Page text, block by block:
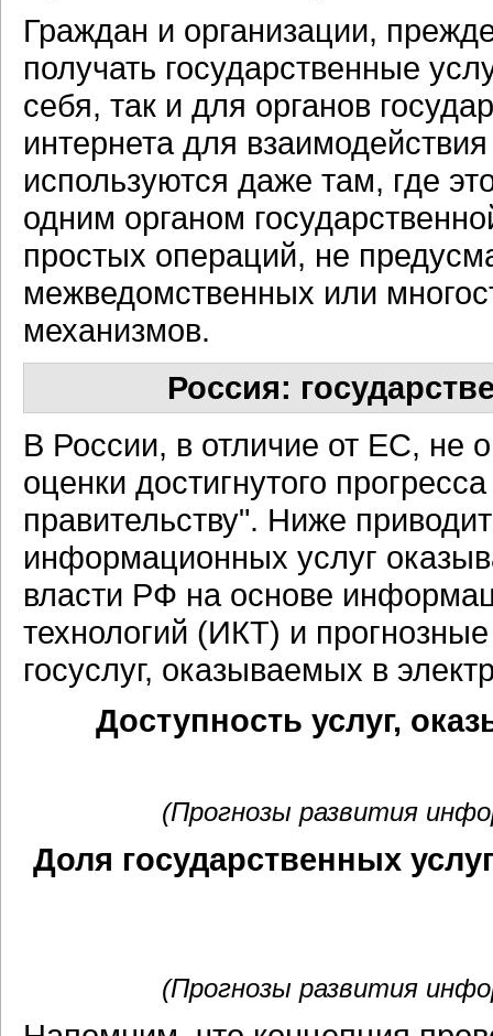
Граждан и организации,
получать государственные
себя, так и для органов
интернета для
используются даже там, где
одним органом
простых операций, не
межведомственных или
механизмов.
Россия:
В России, в отличие от ЕС, не
оценки достигнутого
правительству". Ниже
информационных услуг
власти РФ на основе
технологий (ИКТ) и
госуслуг, оказываемых в
Доступность услуг,
(Прогнозы развития
Доля государственных
(Прогнозы развития